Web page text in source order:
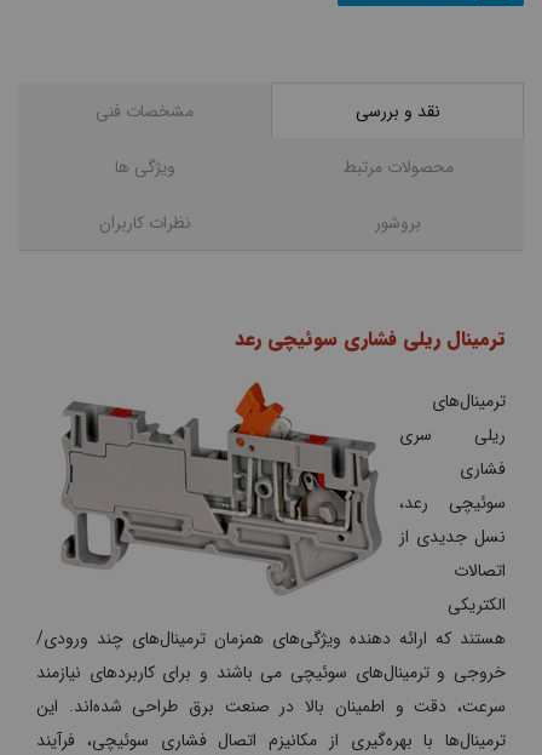
نقد و بررسی مشخصات فنی
محصولات مرتبط ویژگی ها
بروشور نظرات کاربران
ترمینال ریلی فشاری سوئیچی رعد
ترمینال‌های
ریلی سری
فشاری
سوئیچی رعد،
نسل جدیدی از
اتصالات
الکتریکی
هستند که ارائه دهنده ویژگی‌های همزمان ترمینال‌های چند ورودی/
خروجی و ترمینال‌های سوئیچی می باشند و برای کاربردهای نیازمند
سرعت، دقت و اطمینان بالا در صنعت برق طراحی شده‌اند. این
ترمینال‌ها با بهره‌گیری از مکانیزم اتصال فشاری سوئیچی، فرآیند